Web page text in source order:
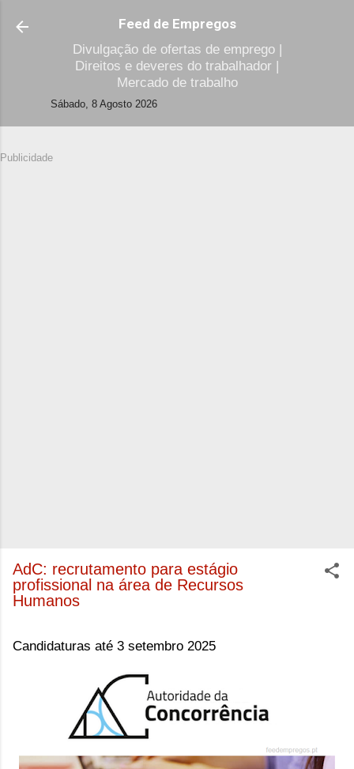
Avançar para o conteúdo principal
Feed de Empregos
Divulgação de ofertas de emprego |
Direitos e deveres do trabalhador |
Mercado de trabalho
Sábado, 8 Agosto 2026
Publicidade
AdC: recrutamento para estágio
profissional na área de Recursos
Humanos
Candidaturas até 3 setembro 2025